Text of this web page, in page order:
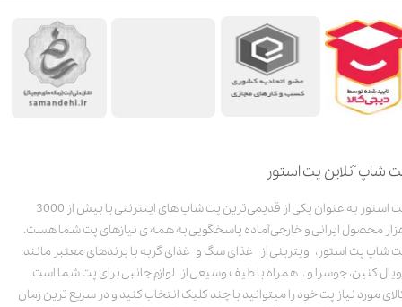
شاپ آنلاین پت استور
پت استور به عنوان یکی از قدیمی‌ترین پت شاپ های اینترنتی با بیش از 3000
محصول ایرانی و خارجی آماده پاسخگویی به همه ی نیازهای پت شما هست.
شاپ پت استور، ویترینی از غذای سگ و غذای گربه با برندهای معتبر مانند:
کنین، جوسرا و .. همراه با طیف وسیعی از لوازم جانبی برای پت شما است.
مورد نیاز پت خود را میتوانید با چند کلیک انتخاب کنید و در سریع ترین زمان